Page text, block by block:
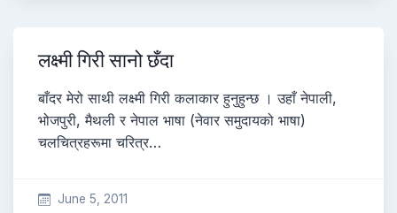
लक्ष्मी गिरी सानो छँदा
बाँदर मेरो साथी लक्ष्मी गिरी कलाकार हुनुहुन्छ । उहाँ नेपाली,
भोजपुरी, मैथली र नेपाल भाषा (नेवार समुदायको भाषा)
चलचित्रहरूमा चरित्र…
June 5, 2011